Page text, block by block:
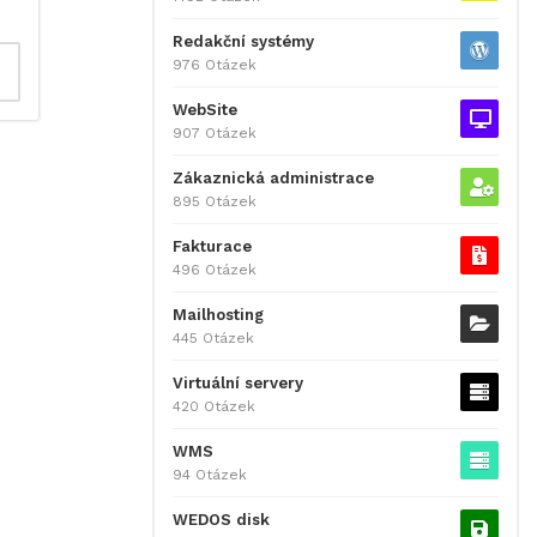
Redakční systémy
976 Otázek
WebSite
907 Otázek
Zákaznická administrace
895 Otázek
Fakturace
496 Otázek
Mailhosting
445 Otázek
Virtuální servery
420 Otázek
WMS
94 Otázek
WEDOS disk